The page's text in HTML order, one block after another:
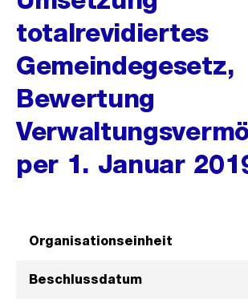
totalrevidiertes
Gemeindegesetz,
Bewertung
per 1. Januar
Organisationseinheit
Beschlussdatum